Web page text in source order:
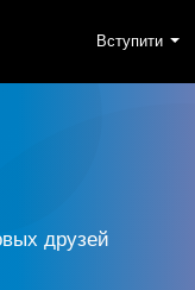
Вступити
друзей